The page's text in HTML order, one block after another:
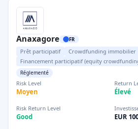
Anaxagore FR
Prêt participatif
Crowdfunding immobilier
Financement participatif (equity
Réglementé
Risk Level
Moyen
Return
Élevé
Risk Return Level
Good EUR